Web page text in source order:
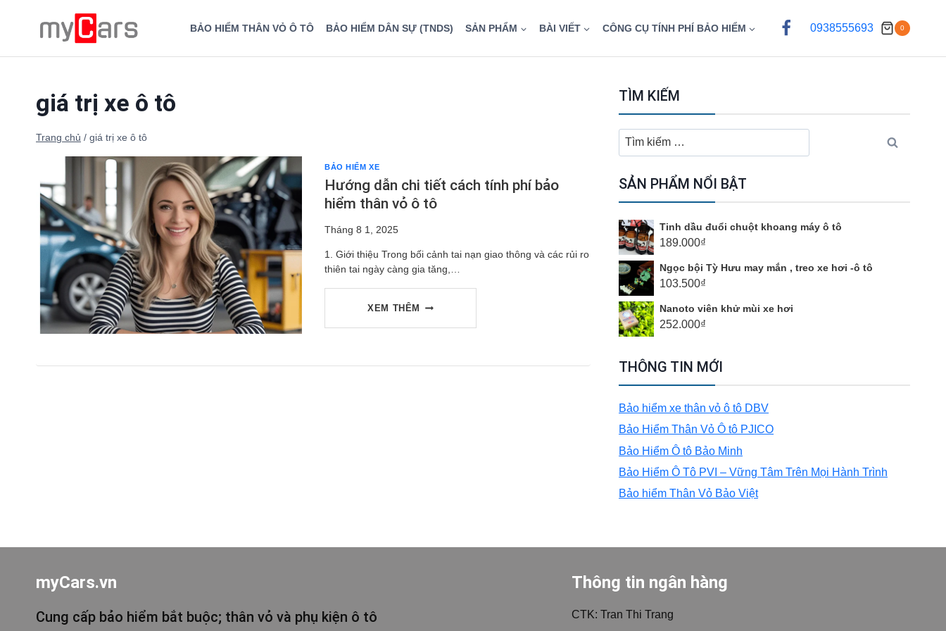
BẢO HIỂM THÂN VỎ Ô TÔ BẢO HIỂM DÂN SỰ (TNDS) SẢN PHẨM BÀI VIẾT CÔNG CỤ TÍNH PHÍ BẢO HIỂM 0938555693 0
giá trị xe ô tô
Trang chủ / giá trị xe ô tô
BẢO HIỂM XE
Hướng dẫn chi tiết cách tính phí bảo
hiểm thân vỏ ô tô
Tháng 8 1, 2025
1. Giới thiệu Trong bối cảnh tai nạn giao thông và các rủi ro
thiên tai ngày càng gia tăng,…
XEM THÊM HƯỚNG
TÌM KIẾM
Tìm
kiếm
SẢN PHẨM NỔI BẬT
Tinh dầu đuổi chuột khoang máy ô tô
189.000₫
Ngọc bội Tỳ Hưu may mắn , treo xe hơi -ô tô
103.500₫
Nanoto viên khử mùi xe hơi
252.000₫
THÔNG TIN MỚI
Bảo hiểm xe thân vỏ ô tô DBV
Bảo Hiểm Thân Vỏ Ô tô PJICO
Bảo Hiểm Ô tô Bảo Minh
Bảo Hiểm Ô Tô PVI – Vững Tâm Trên Mọi Hành Trình
Bảo hiểm Thân Vỏ Bảo Việt
myCars.vn
Cung cấp bảo hiểm bắt buộc; thân vỏ và phụ kiện ô tô
Thông tin ngân hàng
CTK: Tran Thi Trang